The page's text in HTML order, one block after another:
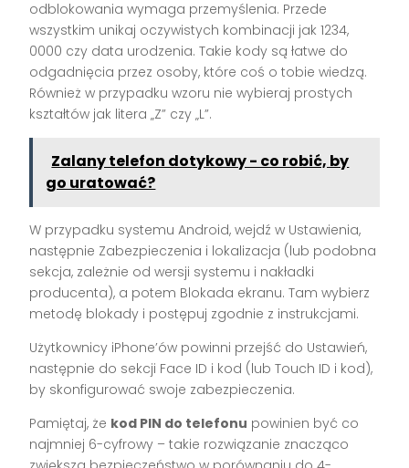
odblokowania wymaga przemyślenia. Przede
wszystkim unikaj oczywistych kombinacji jak 1234,
0000 czy data urodzenia. Takie kody są łatwe do
odgadnięcia przez osoby, które coś o tobie wiedzą.
Również w przypadku wzoru nie wybieraj prostych
kształtów jak litera „Z” czy „L”.
Zalany telefon dotykowy - co robić, by
go uratować?
W przypadku systemu Android, wejdź w Ustawienia,
następnie Zabezpieczenia i lokalizacja (lub podobna
sekcja, zależnie od wersji systemu i nakładki
producenta), a potem Blokada ekranu. Tam wybierz
metodę blokady i postępuj zgodnie z instrukcjami.
Użytkownicy iPhone’ów powinni przejść do Ustawień,
następnie do sekcji Face ID i kod (lub Touch ID i kod),
by skonfigurować swoje zabezpieczenia.
Pamiętaj, że kod PIN do telefonu powinien być co
najmniej 6-cyfrowy – takie rozwiązanie znacząco